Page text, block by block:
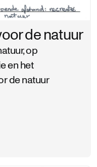
de natuur
op
en het
de natuur